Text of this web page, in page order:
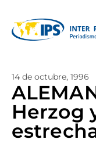
14 de octubre, 1996
Herzog